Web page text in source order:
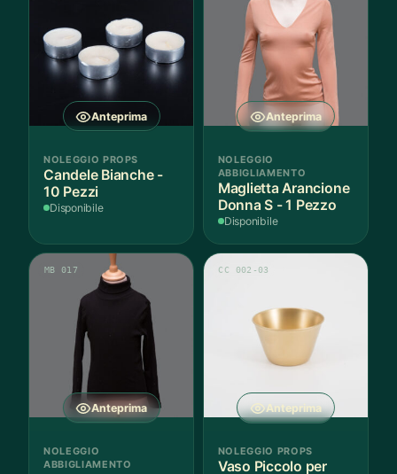
Anteprima
NOLEGGIO PROPS
Candele Bianche -
10 Pezzi
Disponibile
Anteprima
NOLEGGIO
ABBIGLIAMENTO
Maglietta Arancione
Donna S - 1 Pezzo
Disponibile
Anteprima
MB 017
NOLEGGIO
ABBIGLIAMENTO
Anteprima
CC 002-03
NOLEGGIO PROPS
Vaso Piccolo per